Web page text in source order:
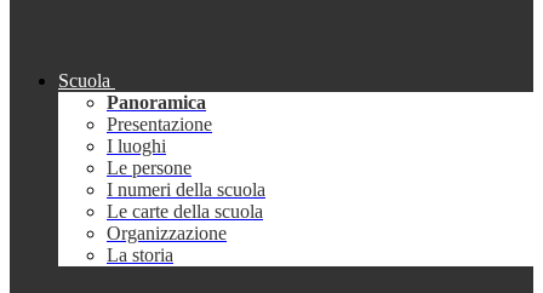
Scuola
Panoramica
Presentazione
I luoghi
Le persone
I numeri della scuola
Le carte della scuola
Organizzazione
La storia